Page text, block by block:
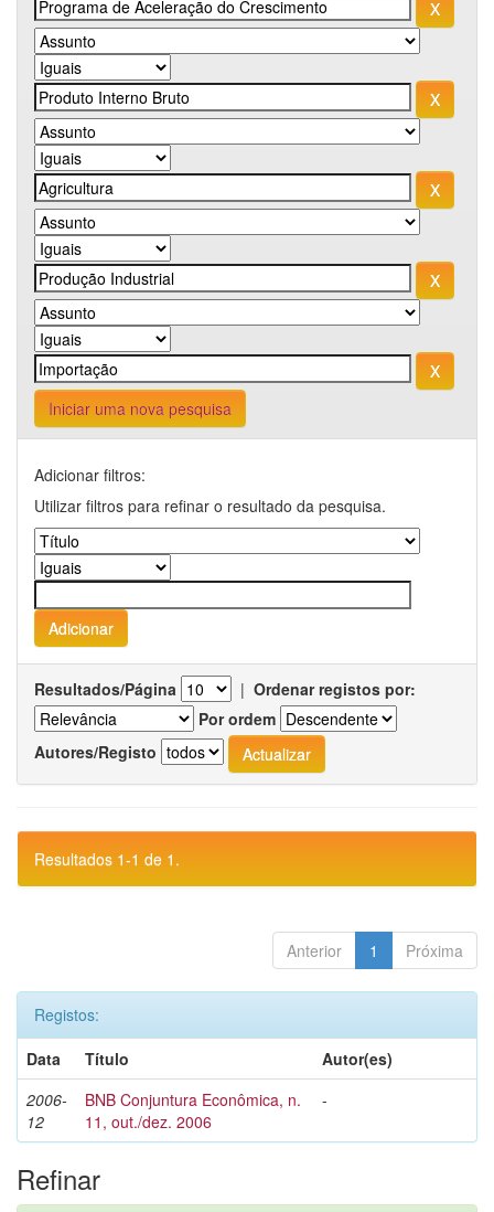
Iniciar uma nova pesquisa
Adicionar filtros:
Utilizar filtros para refinar o resultado da pesquisa.
Resultados/Página | Ordenar registos por:
Por ordem
Autores/Registo
Resultados 1-1 de 1.
Anterior 1 Próxima
Registos:
Data
Título
Autor(es)
2006-
12
BNB Conjuntura Econômica, n.
11, out./dez. 2006
-
Refinar